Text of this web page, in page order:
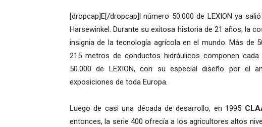
[dropcap]E[/dropcap]l número 50.000 de LEXION ya
Harsewinkel. Durante su exitosa historia de 21 años, la
insignia de la tecnología agrícola en el mundo. Más de
215 metros de conductos hidráulicos componen
50.000 de LEXION, con su especial diseño por el
exposiciones de toda Europa.
Luego de casi una década de desarrollo, en 1995
entonces, la serie 400 ofrecía a los agricultores altos